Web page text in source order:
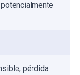
pérdida